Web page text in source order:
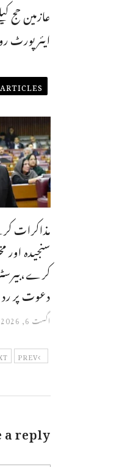
عازمین حج
ایئرپورٹ
مذاکرات
سنجیدہ اور
دعوت پر
اگست 6, 2026
PREV
a reply